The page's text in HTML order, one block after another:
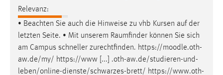
Relevanz:
• Beachten Sie auch die Hinweise zu vhb Kursen auf der
letzten Seite. • Mit unserem Raumfinder können Sie sich
am Campus schneller zurechtfinden. https://moodle.oth-
aw.de/my/ https://www [...] .oth-aw.de/studieren-und-
leben/online-dienste/schwarzes-brett/ https://www.oth-